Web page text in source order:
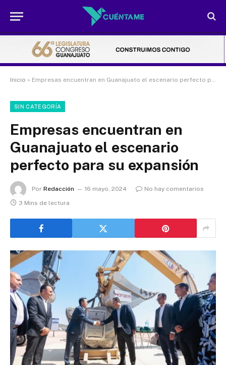
Inicio » Empresas encuentran en Guanajuato el escenario perfecto para su expansión
SIN CATEGORÍA
Empresas encuentran en
Guanajuato el escenario
perfecto para su expansión
Por Redacción 16 mayo, 2024
No hay comentarios
3 Mins de lectura